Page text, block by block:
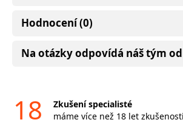
Hodnocení (0)
Na otázky odpovídá náš tým
18
Zkušení specialisté
máme více než 18 let